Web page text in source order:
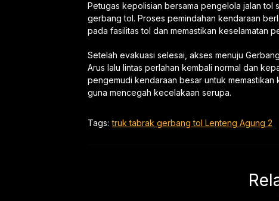
Petugas kepolisian bersama pengelola jalan
gerbang tol. Proses pemindahan kendaraan
pada fasilitas tol dan memastikan keselamatan
Setelah evakuasi selesai, akses menuju
Arus lalu lintas perlahan kembali normal dan
pengemudi kendaraan besar untuk
guna mencegah kecelakaan serupa.
Tags: truk tabrak gerbang tol Lenteng Agung 2